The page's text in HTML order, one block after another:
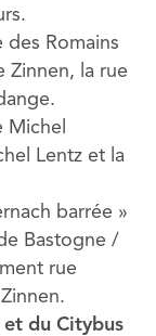
des Romains
Zinnen, la rue
Michel
Lentz et la
barrée »
Bastogne /
rue
du Citybus